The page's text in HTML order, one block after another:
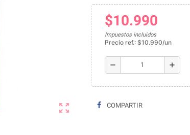
zoom_out_map
$10.990
Impuestos incluidos
Precio ref.: $10.990/un
remove add
COMPARTIR